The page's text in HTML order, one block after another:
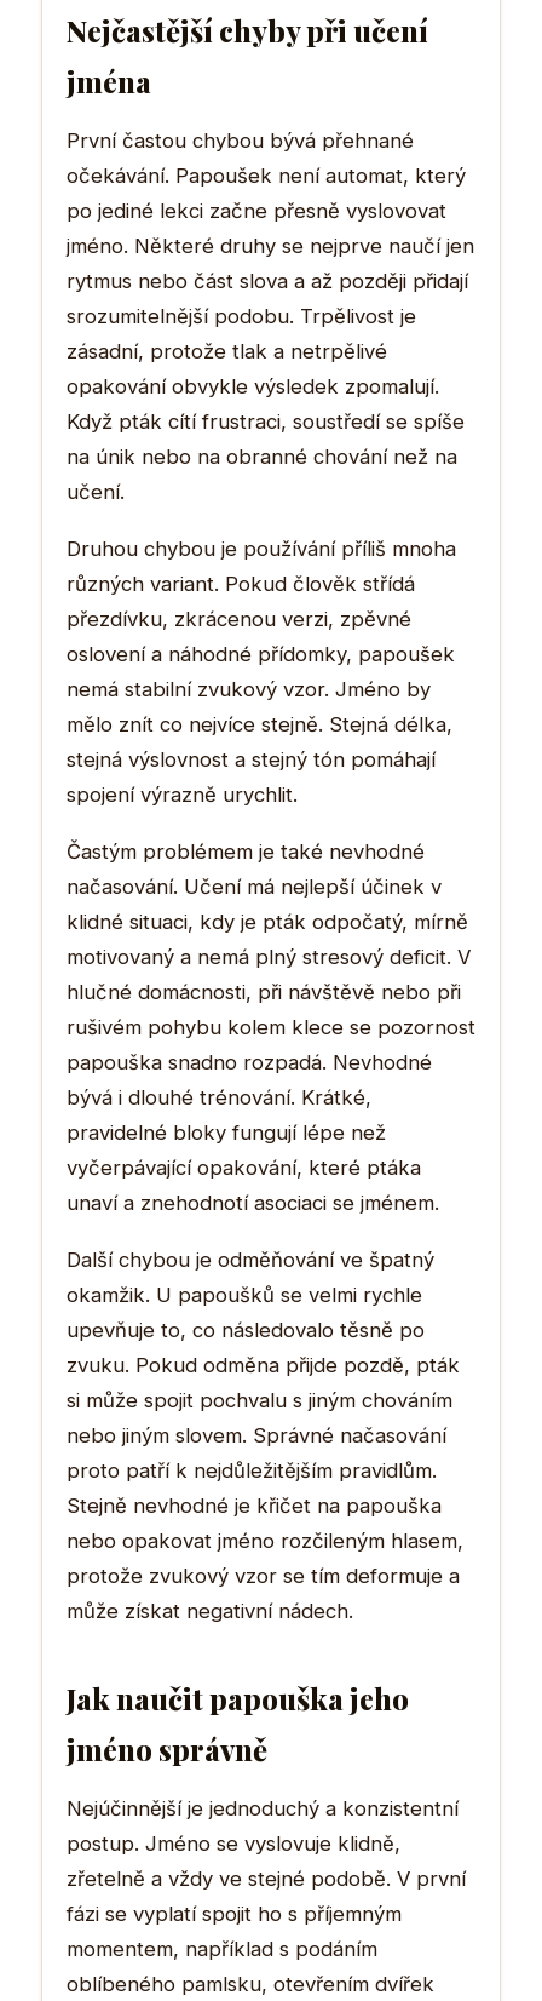
Nejčastější chyby při učení
jména
První častou chybou bývá přehnané
očekávání. Papoušek není automat, který
po jediné lekci začne přesně vyslovovat
jméno. Některé druhy se nejprve naučí jen
rytmus nebo část slova a až později přidají
srozumitelnější podobu. Trpělivost je
zásadní, protože tlak a netrpělivé
opakování obvykle výsledek zpomalují.
Když pták cítí frustraci, soustředí se spíše
na únik nebo na obranné chování než na
učení.
Druhou chybou je používání příliš mnoha
různých variant. Pokud člověk střídá
přezdívku, zkrácenou verzi, zpěvné
oslovení a náhodné přídomky, papoušek
nemá stabilní zvukový vzor. Jméno by
mělo znít co nejvíce stejně. Stejná délka,
stejná výslovnost a stejný tón pomáhají
spojení výrazně urychlit.
Častým problémem je také nevhodné
načasování. Učení má nejlepší účinek v
klidné situaci, kdy je pták odpočatý, mírně
motivovaný a nemá plný stresový deficit. V
hlučné domácnosti, při návštěvě nebo při
rušivém pohybu kolem klece se pozornost
papouška snadno rozpadá. Nevhodné
bývá i dlouhé trénování. Krátké,
pravidelné bloky fungují lépe než
vyčerpávající opakování, které ptáka
unaví a znehodnotí asociaci se jménem.
Další chybou je odměňování ve špatný
okamžik. U papoušků se velmi rychle
upevňuje to, co následovalo těsně po
zvuku. Pokud odměna přijde pozdě, pták
si může spojit pochvalu s jiným chováním
nebo jiným slovem. Správné načasování
proto patří k nejdůležitějším pravidlům.
Stejně nevhodné je křičet na papouška
nebo opakovat jméno rozčileným hlasem,
protože zvukový vzor se tím deformuje a
může získat negativní nádech.
Jak naučit papouška jeho
jméno správně
Nejúčinnější je jednoduchý a konzistentní
postup. Jméno se vyslovuje klidně,
zřetelně a vždy ve stejné podobě. V první
fázi se vyplatí spojit ho s příjemným
momentem, například s podáním
oblíbeného pamlsku, otevřením dvířek